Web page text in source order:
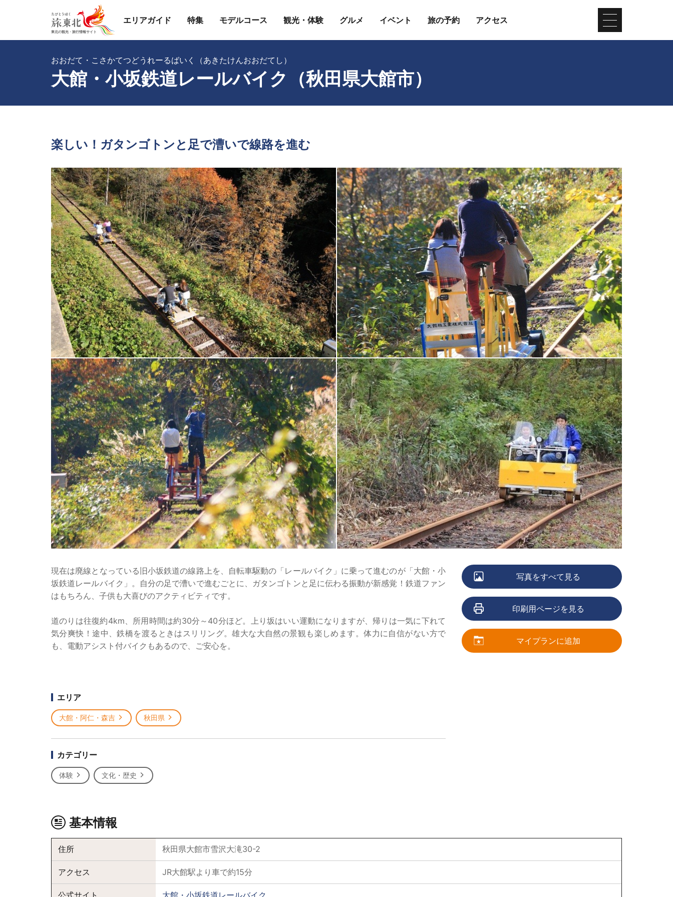
エリアガイド 特集 モデルコース 観光・体験 グルメ イベント 旅の予約 アクセス
大館・小坂鉄道レールバイク（秋田県大館市）
おおだて・こさかてつどうれーるばいく（あきたけんおおだてし）
楽しい！ガタンゴトンと足で漕いで線路を進む
現在は廃線となっている旧小坂鉄道の線路上を、自転車駆動の「レールバイク」に乗って進むのが「大館・小
坂鉄道レールバイク」。自分の足で漕いで進むごとに、ガタンゴトンと足に伝わる振動が新感覚！鉄道ファン
はもちろん、子供も大喜びのアクティビティです。
道のりは往復約4km、所用時間は約30分～40分ほど。上り坂はいい運動になりますが、帰りは一気に下れて
気分爽快！途中、鉄橋を渡るときはスリリング。雄大な大自然の景観も楽しめます。体力に自信がない方で
も、電動アシスト付バイクもあるので、ご安心を。
エリア
大館・阿仁・森吉 秋田県
カテゴリー
体験 文化・歴史
写真をすべて見る
印刷用ページを見る
マイプランに追加
基本情報
住所 秋田県大館市雪沢大滝30-2
アクセス JR大館駅より車で約15分
公式サイト 大館・小坂鉄道レールバイク